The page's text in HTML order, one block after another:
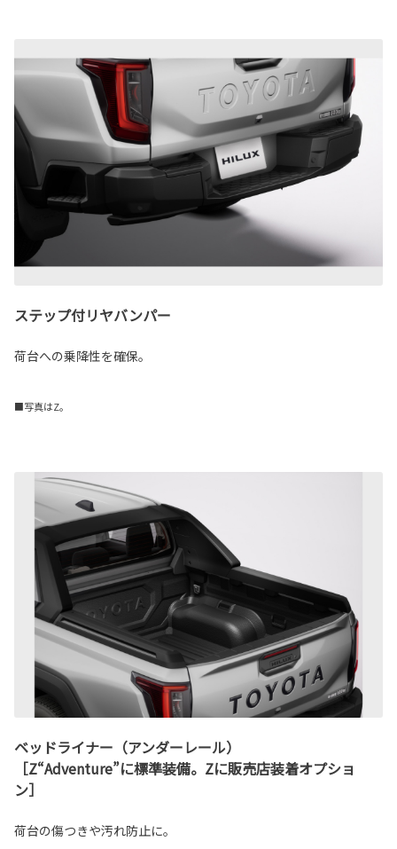
ステップ付リヤバンパー
荷台への乗降性を確保。
■写真はZ。
ベッドライナー（アンダーレール）
［Z“Adventure”に標準装備。Zに販売店装着オプショ
ン］
荷台の傷つきや汚れ防止に。